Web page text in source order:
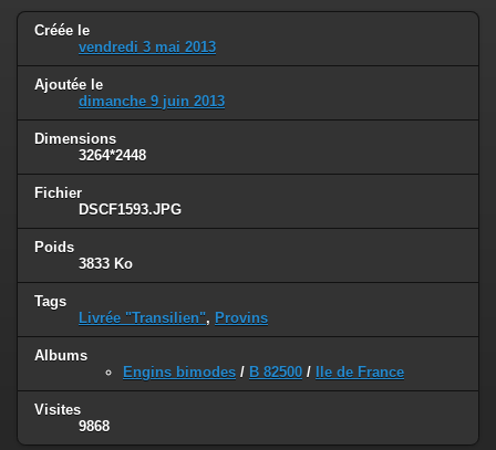
Créée le
vendredi 3 mai 2013
Ajoutée le
dimanche 9 juin 2013
Dimensions
3264*2448
Fichier
DSCF1593.JPG
Poids
3833 Ko
Tags
Livrée "Transilien", Provins
Albums
Engins bimodes / B 82500 / Ile de France
Visites
9868